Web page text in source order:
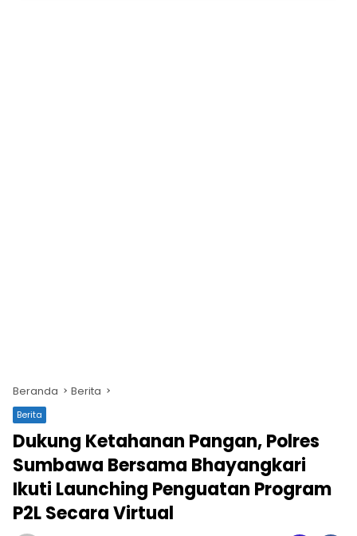
Beranda Berita
Berita
Dukung Ketahanan Pangan, Polres
Sumbawa Bersama Bhayangkari
Ikuti Launching Penguatan Program
P2L Secara Virtual